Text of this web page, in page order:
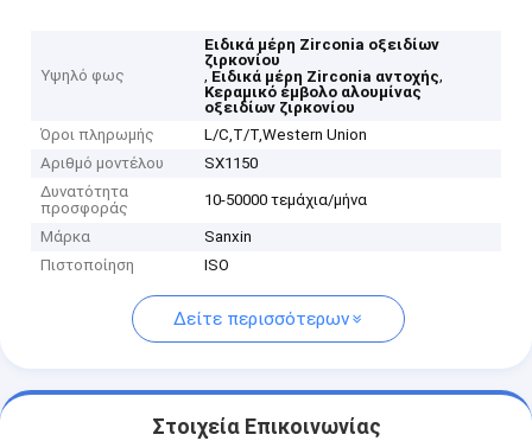
Υψηλό φως
Ειδικά μέρη Zirconia οξειδίων
ζιρκονίου
, Ειδικά μέρη Zirconia αντοχής,
Κεραμικό έμβολο αλουμίνας
οξειδίων ζιρκονίου
Όροι πληρωμής
L/C,T/T,Western Union
Αριθμό μοντέλου
SX1150
Δυνατότητα
προσφοράς
10-50000 τεμάχια/μήνα
Μάρκα
Sanxin
Πιστοποίηση
ISO
Δείτε περισσότερων
Στοιχεία Επικοινωνίας